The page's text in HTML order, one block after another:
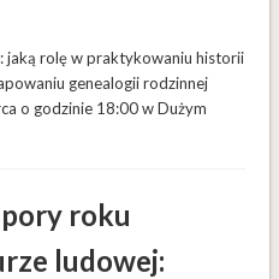
jaką rolę w praktykowaniu historii
genealogii rodzinnej
o godzinie 18:00 w Dużym
roku
ludowej: